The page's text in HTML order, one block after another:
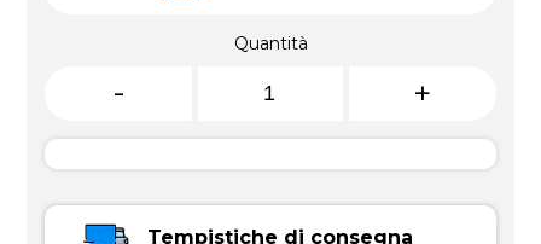
Quantità
- +
Tempistiche di consegna